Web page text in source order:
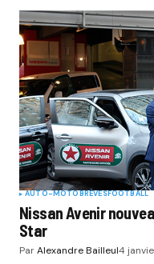
AUTO-MOTO BRÈVESFOOTBALL
Nissan Avenir
Star
ParAlexandre Bailleul4